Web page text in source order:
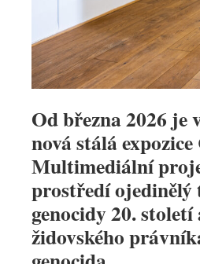
Od března 2026 je
nová stálá
Multimediální
prostředí ojedinělý
genocidy 20.
židovského